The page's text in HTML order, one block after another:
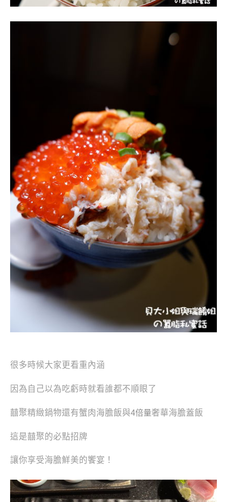
很多時候大家更看重內涵
因為自己以為吃虧時就看誰都不順眼了
囍聚精緻鍋物還有蟹肉海膽飯與4倍量奢華海膽蓋飯
這是囍聚的必點招牌
讓你享受海膽鮮美的饗宴！